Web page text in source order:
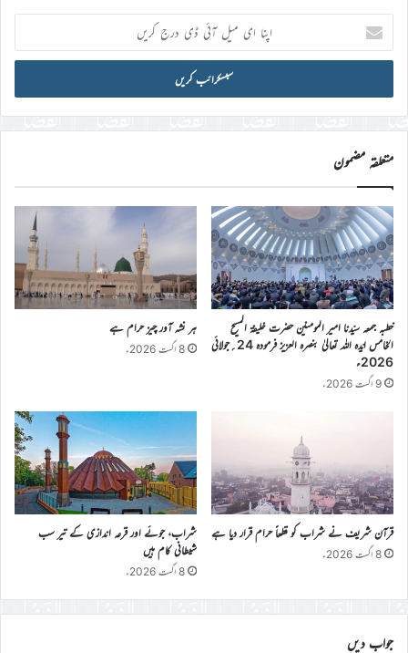
اپنا
ای
میل
ڈی
درج
کریں
متعلقہ مضمون
خطبہ جمعہ سیّدنا امیر المومنین حضرت خلیفۃ المسیح
الخامس ایّدہ اللہ تعالیٰ بنصرہ العزیز فرمودہ 24؍جولائی
2026ء
9 اگست 2026ء
ہر نشہ آور چیز حرام ہے
8 اگست 2026ء
قرآن شریف نے شراب کو قطعاً حرام قرار دیا ہے
8 اگست 2026ء
شراب، جوئے اور قرعہ اندازی کے تیر سب
شیطانی کام ہیں
8 اگست 2026ء
جواب دیں